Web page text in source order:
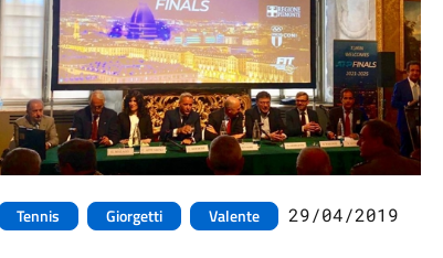
Tennis Giorgetti Valente 29/04/2019